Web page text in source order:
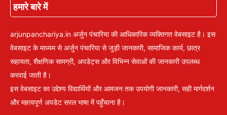
हमारे बारे में
arjunpanchariya.in अर्जुन पंचारिया की आधिकारिक व्यक्तिगत वेबसाइट है। इस
वेबसाइट के माध्यम से अर्जुन पंचारिया से जुड़ी जानकारी, सामाजिक कार्य, छात्र
सहायता, शैक्षणिक सामग्री, अपडेट्स और विभिन्न सेवाओं की जानकारी उपलब्ध
करवाई जाती है।
इस वेबसाइट का उद्देश्य विद्यार्थियों और आमजन तक उपयोगी जानकारी, सही मार्गदर्शन
और महत्वपूर्ण अपडेट सरल भाषा में पहुँचाना है।